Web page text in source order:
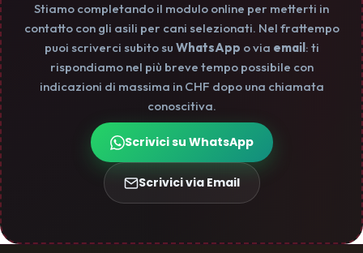
Stiamo completando il modulo online per metterti in
contatto con gli asili per cani selezionati. Nel frattempo
puoi scriverci subito su WhatsApp o via email: ti
rispondiamo nel più breve tempo possibile con
indicazioni di massima in CHF dopo una chiamata
conoscitiva.
Scrivici su WhatsApp
Scrivici via Email